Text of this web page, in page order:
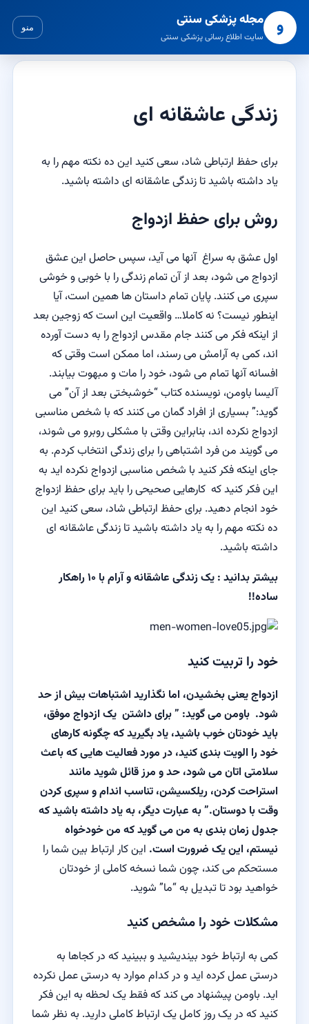
و مجله پزشکی سنتی
سایت اطلاع رسانی پزشکی سنتی
منو
زندگی عاشقانه ای
برای حفظ ارتباطی شاد، سعی کنید این ده نکته مهم را به
یاد داشته باشید تا زندگی عاشقانه ای داشته باشید.
روش برای حفظ ازدواج
اول عشق به سراغ آنها می آید، سپس حاصل این عشق
ازدواج می شود، بعد از آن تمام زندگی را با خوبی و خوشی
سپری می کنند. پایان تمام داستان ها همین است، آیا
اینطور نیست؟ نه کاملا… واقعیت این است که زوجین بعد
از اینکه فکر می کنند جام مقدس ازدواج را به دست آورده
اند، کمی به آرامش می رسند، اما ممکن است وقتی که
افسانه آنها تمام می شود، خود را مات و مبهوت بیابند.
آلیسا باومن، نویسنده کتاب “خوشبختی بعد از آن” می
گوید:” بسیاری از افراد گمان می کنند که با شخص مناسبی
ازدواج نکرده اند، بنابراین وقتی با مشکلی روبرو می شوند،
می گویند من فرد اشتباهی را برای زندگی انتخاب کردم. به
جای اینکه فکر کنید با شخص مناسبی ازدواج نکرده اید به
این فکر کنید که کارهایی صحیحی را باید برای حفظ ازدواج
خود انجام دهید. برای حفظ ارتباطی شاد، سعی کنید این
ده نکته مهم را به یاد داشته باشید تا زندگی عاشقانه ای
داشته باشید.
بیشتر بدانید :
یک زندگی عاشقانه و آرام با ۱۰ راهکار
ساده!!
خود را تربیت کنید
ازدواج یعنی بخشیدن، اما نگذارید اشتباهات بیش از حد
شود. باومن می گوید: ” برای داشتن یک ازدواج موفق،
باید خودتان خوب باشید، یاد بگیرید که چگونه کارهای
خود را الویت بندی کنید، در مورد فعالیت هایی که باعث
سلامتی اتان می شود، حد و مرز قائل شوید مانند
استراحت کردن، ریلکسیشن، تناسب اندام و سپری کردن
وقت با دوستان.” به عبارت دیگر، به یاد داشته باشید که
جدول زمان بندی به من می گوید که من خودخواه
نیستم، این یک ضرورت است. این کار ارتباط بین شما را
مستحکم می کند، چون شما نسخه کاملی از خودتان
خواهید بود تا تبدیل به “ما” شوید.
مشکلات خود را مشخص کنید
کمی به ارتباط خود بیندیشید و ببینید که در کجاها به
درستی عمل کرده اید و در کدام موارد به درستی عمل نکرده
اید. باومن پیشنهاد می کند که فقط یک لحظه به این فکر
کنید که در یک روز کامل یک ارتباط کاملی دارید. به نظر شما